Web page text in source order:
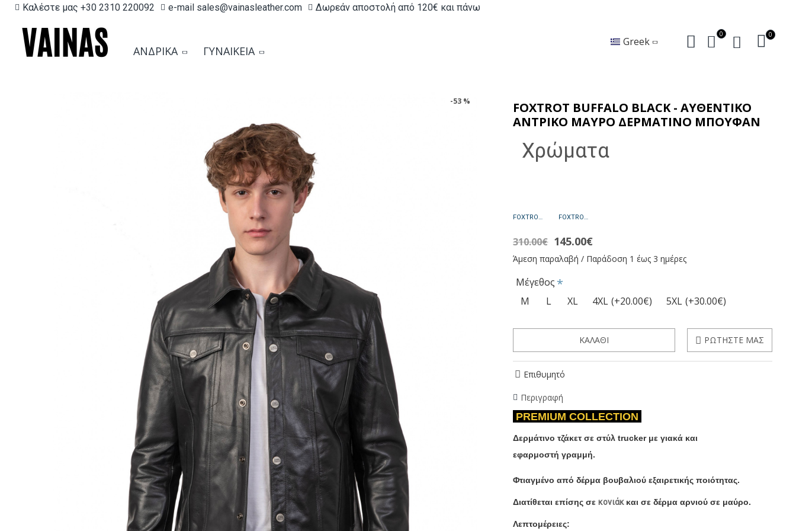
Καλέστε μας +30 2310 220092 e-mail sales@vainasleather.com Δωρεάν αποστολή από 120€ και πάνω
ΑΝΔΡΙΚΆ ΓΥΝΑΙΚΕΊΑ
Greek
0 0
-53 %
FOXTROT BUFFALO BLACK - ΑΥΘΕΝΤΙΚΟ
ΑΝΤΡΙΚΟ ΜΑΥΡΟ ΔΕΡΜΑΤΙΝΟ ΜΠΟΥΦΑΝ
Χρώματα
FOXTROT BUFFALO COGNAC - ΑΥΘΕΝΤΙΚΟ ΑΝΤΡΙΚΟ ΚΟΝΙΑΚ ΔΕΡΜΑΤΙΝΟ ΜΠΟΥΦΑΝ FOXTROT SHEEP BLACK - ΑΥΘΕΝΤΙΚΟ ΑΝΤΡΙΚΟ ΜΑΥΡΟ ΔΕΡΜΑΤΙΝΟ ΜΠΟΥΦΑΝ
Άμεση παραλαβή / Παράδοση 1 έως 3 ημέρες
145.00€
310.00€
Μέγεθος
M
L XL 4XL (+20.00€) 5XL (+30.00€)
ΚΑΛΆΘΙ ΡΩΤΉΣΤΕ ΜΑΣ
Επιθυμητό
Περιγραφή
PREMIUM COLLECTION
Δερμάτινο τζάκετ σε στύλ trucker με γιακά και
εφαρμοστή γραμμή.
Φτιαγμένο από δέρμα βουβαλιού εξαιρετικής ποιότητας.
Διατίθεται επίσης σεκονιάκ και σε δέρμα αρνιού σε μαύρo.
Λεπτομέρειες: